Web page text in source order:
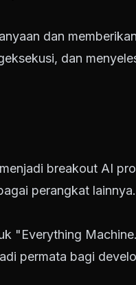
dan memberikan
dan
breakout AI
perangkat lainnya.
"Everything
permata bagi